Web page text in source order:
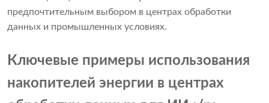
предпочтительным выбором в центрах обработки
данных и промышленных условиях.
Ключевые примеры использования
накопителей энергии в центрах